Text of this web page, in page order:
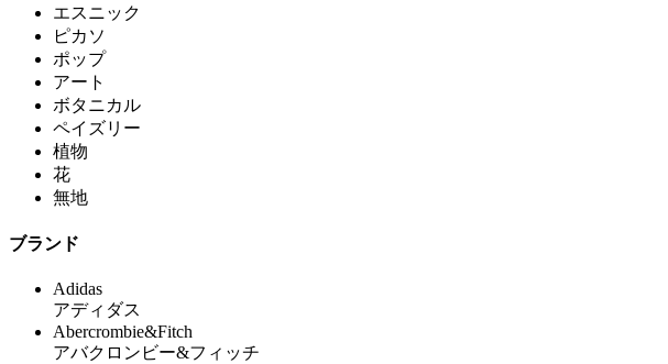
エスニック
ピカソ
ポップ
アート
ボタニカル
ペイズリー
植物
花
無地
ブランド
Adidas
アディダス
Abercrombie&Fitch
アバクロンビー&フィッチ